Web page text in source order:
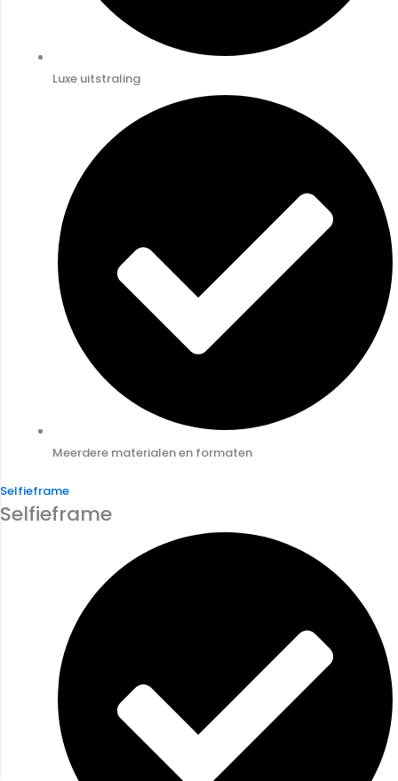
Luxe uitstraling
Meerdere materialen en formaten
Selfieframe
Selfieframe